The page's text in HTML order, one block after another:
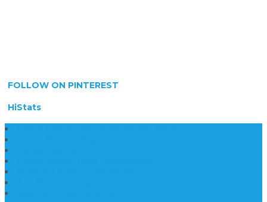
FOLLOW ON PINTEREST
HiStats